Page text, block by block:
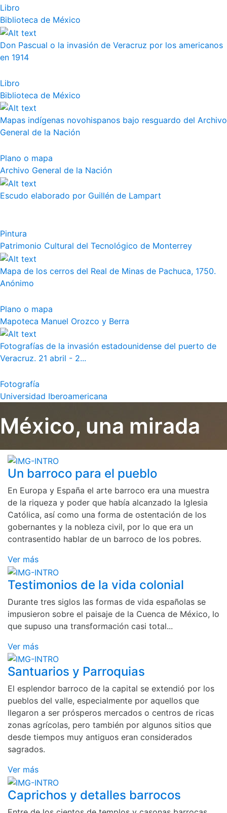
Libro
Biblioteca de México
Don Pascual o la invasión de Veracruz por los americanos
en 1914
Libro
Biblioteca de México
Mapas indígenas novohispanos bajo resguardo del Archivo
General de la Nación
Plano o mapa
Archivo General de la Nación
Escudo elaborado por Guillén de Lampart
Pintura
Patrimonio Cultural del Tecnológico de Monterrey
Mapa de los cerros del Real de Minas de Pachuca, 1750.
Anónimo
Plano o mapa
Mapoteca Manuel Orozco y Berra
Fotografías de la invasión estadounidense del puerto de
Veracruz. 21 abril - 2...
Fotografía
Universidad Iberoamericana
México, una mirada
Un barroco para el pueblo
En Europa y España el arte barroco era una muestra
de la riqueza y poder que había alcanzado la Iglesia
Católica, así como una forma de ostentación de los
gobernantes y la nobleza civil, por lo que era un
contrasentido hablar de un barroco de los pobres.
Ver más
Testimonios de la vida colonial
Durante tres siglos las formas de vida españolas se
impusieron sobre el paisaje de la Cuenca de México, lo
que supuso una transformación casi total...
Ver más
Santuarios y Parroquias
El esplendor barroco de la capital se extendió por los
pueblos del valle, especialmente por aquellos que
llegaron a ser prósperos mercados o centros de ricas
zonas agrícolas, pero también por algunos sitios que
desde tiempos muy antiguos eran considerados
sagrados.
Ver más
Caprichos y detalles barrocos